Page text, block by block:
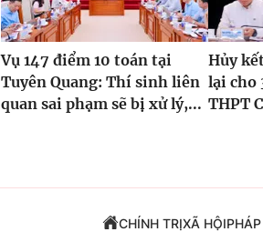
Vụ 147 điểm 10 toán tại
Tuyên Quang: Thí sinh liên
quan sai phạm sẽ bị xử lý,...
Hủy
lại cho
THPT
CHÍNH TRỊXÃ HỘI